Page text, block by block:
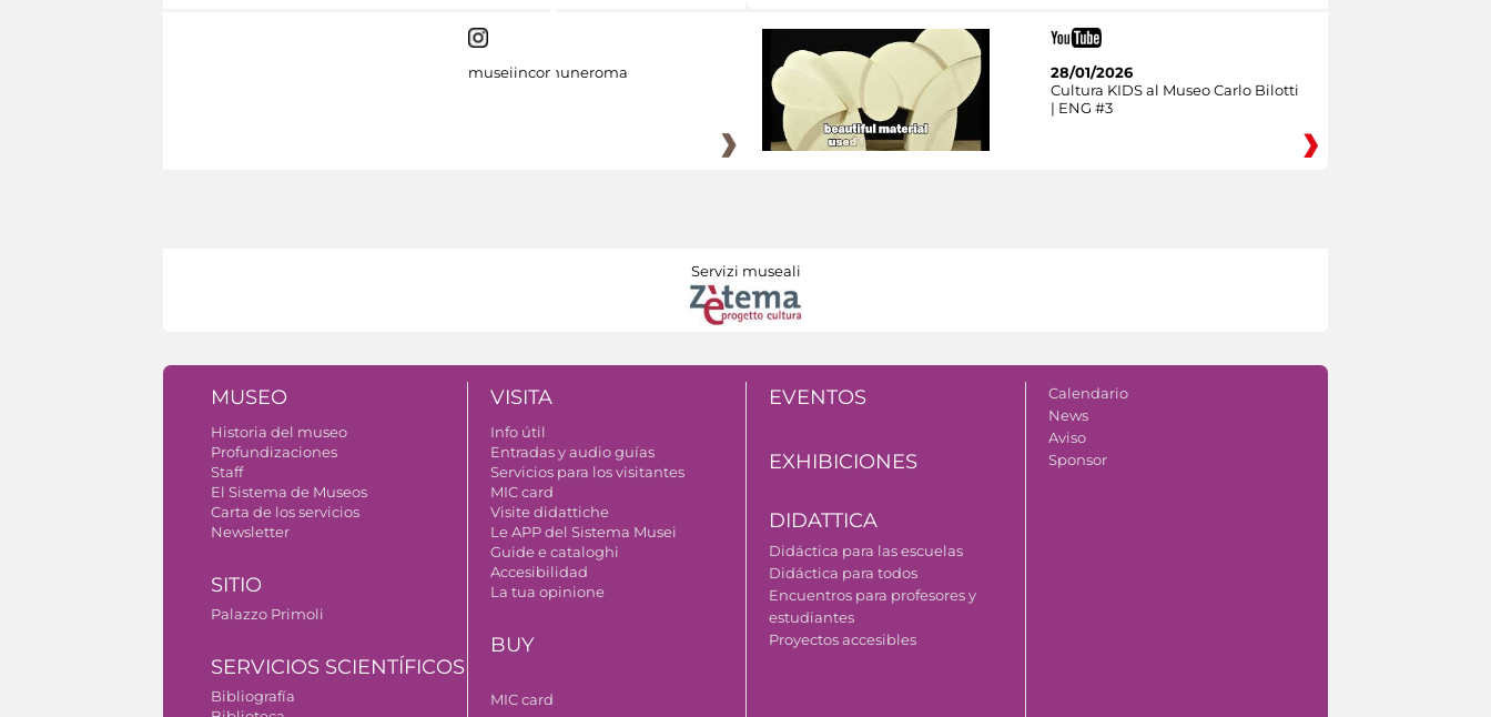
museiincomuneroma
28/01/2026
Cultura KIDS al Museo Carlo Bilotti
| ENG #3
Servizi museali
MUSEO
Historia del museo
Profundizaciones
Staff
El Sistema de Museos
Carta de los servicios
Newsletter
SITIO
Palazzo Primoli
SERVICIOS SCIENTÍFICOS
Bibliografía
VISITA
Info útil
Entradas y audio guías
Servicios para los visitantes
MIC card
Visite didattiche
Le APP del Sistema Musei
Guide e cataloghi
Accesibilidad
La tua opinione
BUY
MIC card
EVENTOS
EXHIBICIONES
DIDATTICA
Didáctica para las escuelas
Didáctica para todos
Encuentros para profesores y
estudiantes
Proyectos accesibles
Calendario
News
Aviso
Sponsor